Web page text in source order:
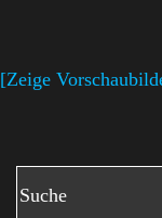
[Zeige